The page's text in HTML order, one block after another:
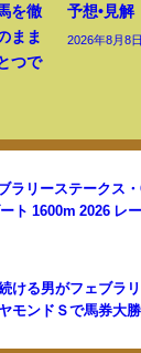
を徹
まま
つで
予想•見
2026年8月8日
ブラリーステークス
ける男がフェブラ
モンドＳで馬券大勝